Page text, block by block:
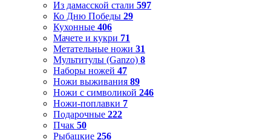
Из дамасской стали 597
Ко Дню Победы 29
Кухонные 406
Мачете и кукри 71
Метательные ножи 31
Мультитулы (Ganzo) 8
Наборы ножей 47
Ножи выживания 89
Ножи с символикой 246
Ножи-поплавки 7
Подарочные 222
Пчак 50
Рыбацкие 256